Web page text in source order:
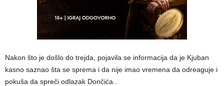
Nakon što je došlo do trejda, pojavila se informacija da je Kjuban
kasno saznao šta se sprema i da nije imao vremena da odreaguje i
pokuša da spreči odlazak Dončića..